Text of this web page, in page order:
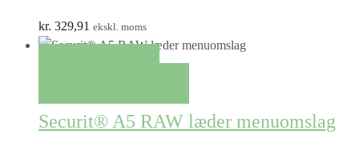
kr. 329,91 ekskl. moms
Securit® A5 RAW læder menuomslag